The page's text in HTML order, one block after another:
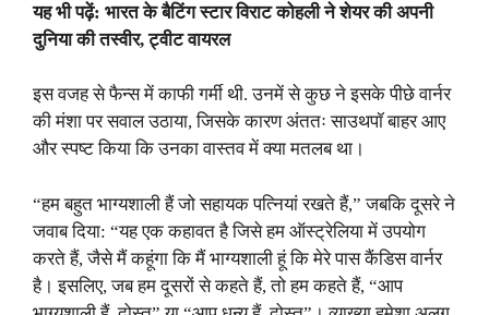
यह भी पढ़ें: भारत के बैटिंग स्टार विराट कोहली ने शेयर की अपनी
दुनिया की तस्वीर, ट्वीट वायरल
इस वजह से फैन्स में काफी गर्मी थी. उनमें से कुछ ने इसके पीछे वार्नर
की मंशा पर सवाल उठाया, जिसके कारण अंततः साउथपॉ बाहर आए
और स्पष्ट किया कि उनका वास्तव में क्या मतलब था।
“हम बहुत भाग्यशाली हैं जो सहायक पत्नियां रखते हैं,” जबकि दूसरे ने
जवाब दिया: “यह एक कहावत है जिसे हम ऑस्ट्रेलिया में उपयोग
करते हैं, जैसे मैं कहूंगा कि मैं भाग्यशाली हूं कि मेरे पास कैंडिस वार्नर
है। इसलिए, जब हम दूसरों से कहते हैं, तो हम कहते हैं, “आप